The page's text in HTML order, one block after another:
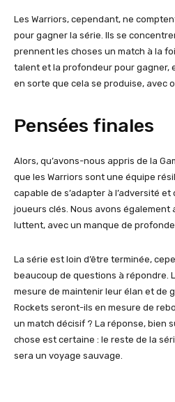
Les Warriors, cependant, ne
pour gagner la série. Ils se
prennent les choses un match à la
talent et la profondeur pour gagner,
en sorte que cela se produise, avec
Pensées finales
Alors, qu’avons-nous appris de la
que les Warriors sont une équipe
capable de s’adapter à l’adversité
joueurs clés. Nous avons également
luttent, avec un manque de
La série est loin d’être terminée,
beaucoup de questions à répondre.
mesure de maintenir leur élan et de
Rockets seront-ils en mesure de
un match décisif ? La réponse, bien
chose est certaine : le reste de la
sera un voyage sauvage.